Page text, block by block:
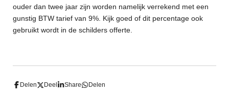
ouder dan twee jaar zijn worden namelijk verrekend met een
gunstig BTW tarief van 9%. Kijk goed of dit percentage ook
gebruikt wordt in de schilders offerte.
Delen Deel Share Delen